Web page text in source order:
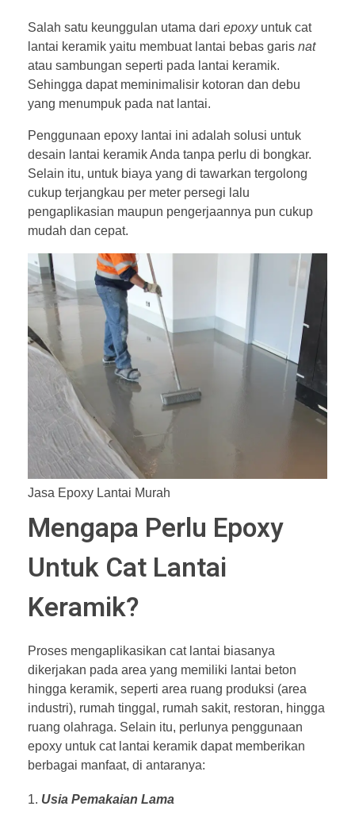
Salah satu keunggulan utama dari epoxyuntuk cat
lantai keramik yaitu membuat lantai bebas garis nat
atau sambungan seperti pada lantai keramik.
Sehingga dapat meminimalisir kotoran dan debu
yang menumpuk pada nat lantai.
Penggunaan epoxy lantai ini adalah solusi untuk
desain lantai keramik Anda tanpa perlu di bongkar.
Selain itu, untuk biaya yang di tawarkan tergolong
cukup terjangkau per meter persegi lalu
pengaplikasian maupun pengerjaannya pun cukup
mudah dan cepat.
Jasa Epoxy Lantai Murah
Mengapa Perlu Epoxy
Untuk Cat Lantai
Keramik?
Proses mengaplikasikan cat lantai biasanya
dikerjakan pada area yang memiliki lantai beton
hingga keramik, seperti area ruang produksi (area
industri), rumah tinggal, rumah sakit, restoran, hingga
ruang olahraga. Selain itu, perlunya penggunaan
epoxy untuk cat lantai keramik dapat memberikan
berbagai manfaat, di antaranya:
Usia Pemakaian Lama